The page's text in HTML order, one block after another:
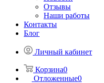
Отзывы
Наши работы
Контакты
Блог
Личный кабинет
Корзина0
Отложенные0